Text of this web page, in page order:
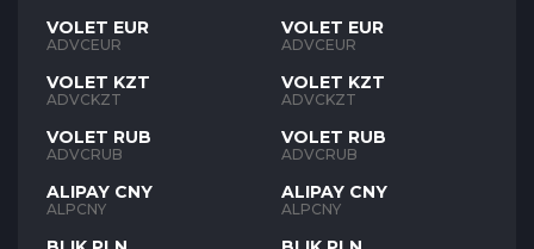
VOLET EUR
ADVCEUR
VOLET KZT
ADVCKZT
VOLET RUB
ADVCRUB
ALIPAY CNY
ALPCNY
VOLET EUR
ADVCEUR
VOLET KZT
ADVCKZT
VOLET RUB
ADVCRUB
ALIPAY CNY
ALPCNY